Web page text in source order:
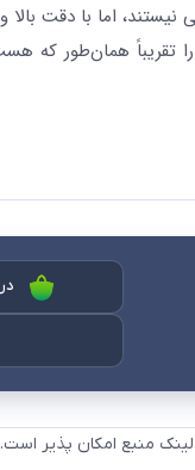
اما با دقت
همان‌طور که
منبع امکان پذیر است.